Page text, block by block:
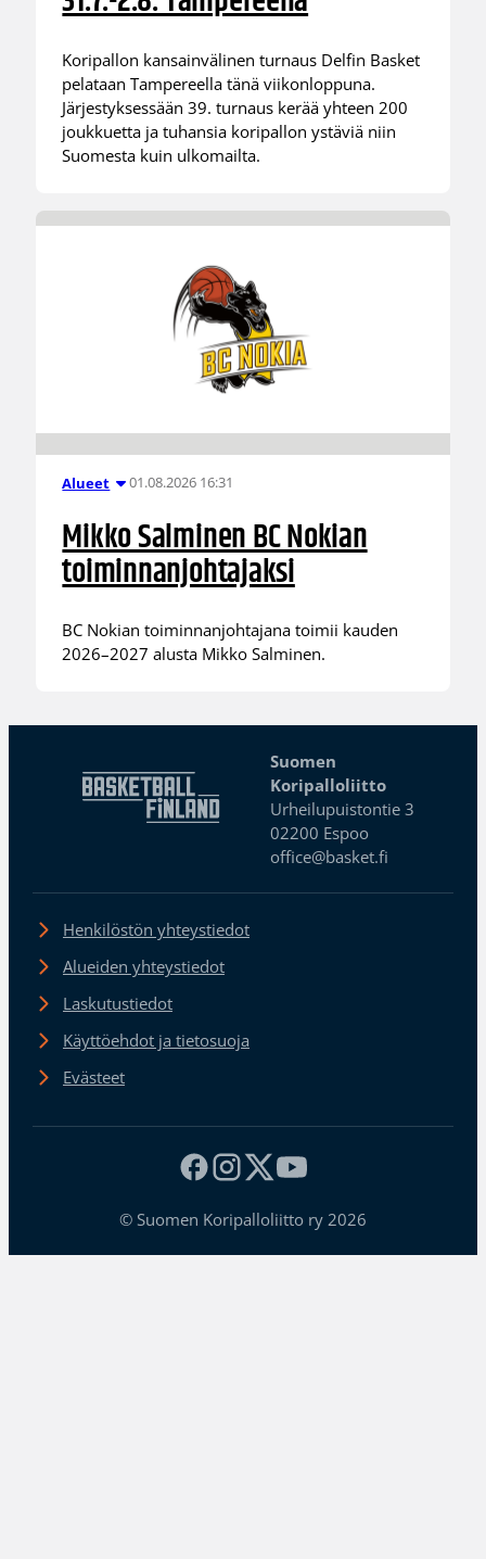
Koripallon kansainvälinen turnaus Delfin Basket
pelataan Tampereella tänä viikonloppuna.
Järjestyksessään 39. turnaus kerää yhteen 200
joukkuetta ja tuhansia koripallon ystäviä niin
Suomesta kuin ulkomailta.
Alueet 01.08.2026 16:31
Mikko Salminen BC Nokian
toiminnanjohtajaksi
BC Nokian toiminnanjohtajana toimii kauden
2026–2027 alusta Mikko Salminen.
Suomen
Koripalloliitto
Urheilupuistontie 3
02200 Espoo
office@basket.fi
Henkilöstön yhteystiedot
Alueiden yhteystiedot
Laskutustiedot
Käyttöehdot ja tietosuoja
Evästeet
© Suomen Koripalloliitto ry 2026